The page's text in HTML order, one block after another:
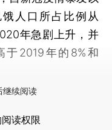
人口所占比例从
年急剧上升，并
于2019年的8%和
继续阅读
读权限